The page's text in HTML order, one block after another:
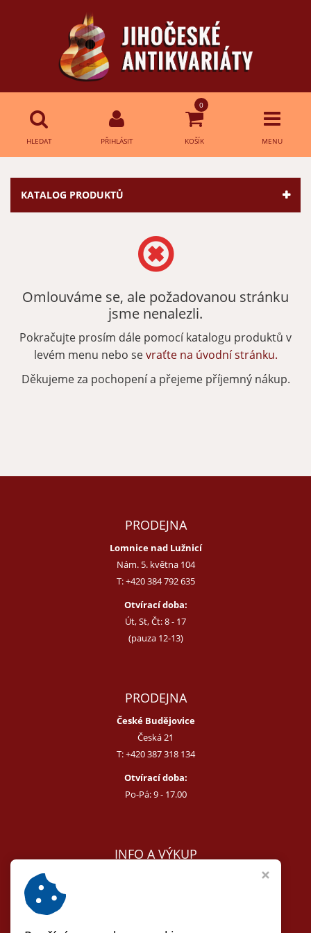
HLEDAT PŘIHLÁSIT
0
KOŠÍK MENU
Přihlášení
Přihlásit
Zapomenuté heslo Nová registrace
KATALOG PRODUKTŮ
Omlouváme se, ale požadovanou stránku
jsme nenalezli.
Pokračujte prosím dále pomocí katalogu produktů v
levém menu nebo sevraťte na úvodní stránku.
Děkujeme za pochopení a přejeme příjemný nákup.
PRODEJNA
Lomnice nad Lužnicí
Nám. 5. května 104
T:+420 384 792 635
Otvírací doba:
Út, St, Čt: 8 - 17
(pauza 12-13)
PRODEJNA
České Budějovice
Česká 21
T:+420 387 318 134
Otvírací doba:
Po-Pá: 9 - 17.00
INFO A VÝKUP